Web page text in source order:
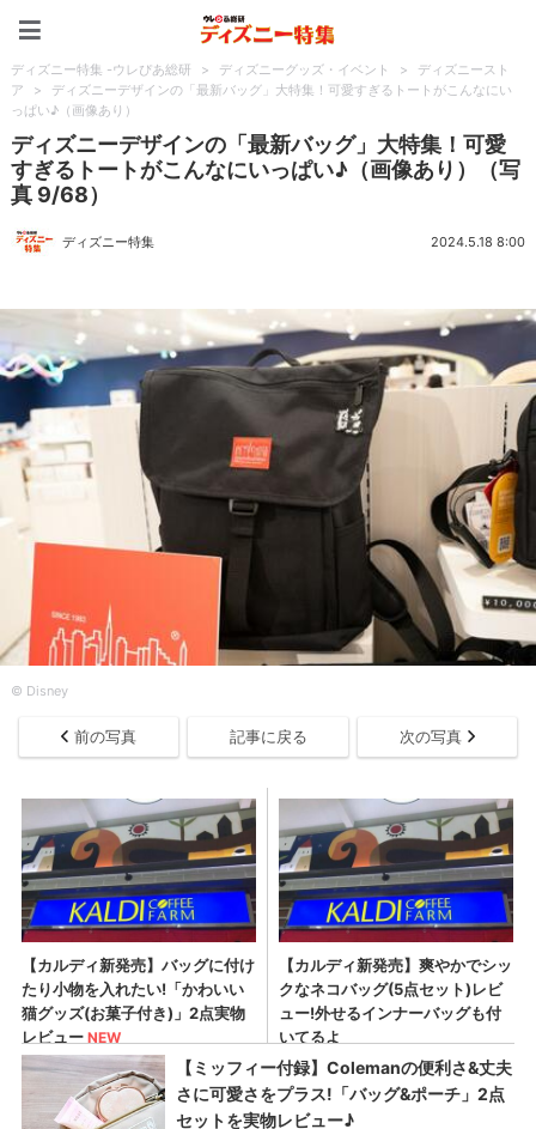
ディズニー特集 -ウレぴあ総研 > ディズニーグッズ・イベント >
ディズニースト
ア
>
ディズニーデザインの「最新バッグ」大特集！可愛すぎるトートがこんなにい
っぱい♪（画像あり）
ディズニーデザインの「最新バッグ」大特集！可愛
すぎるトートがこんなにいっぱい♪（画像あり）（写
真 9/68）
ディズニー特集 2024.5.18 8:00
© Disney
前の写真 記事に戻る 次の写真